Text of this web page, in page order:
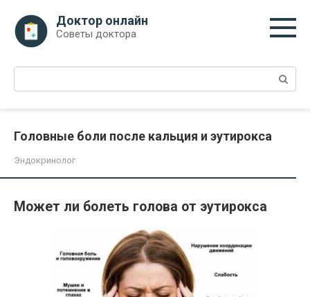
контенту
Доктор онлайн
Советы доктора
Поиск:
Головные боли после кальция и эутирокса
Эндокринолог
Может ли болеть голова от эутирокса